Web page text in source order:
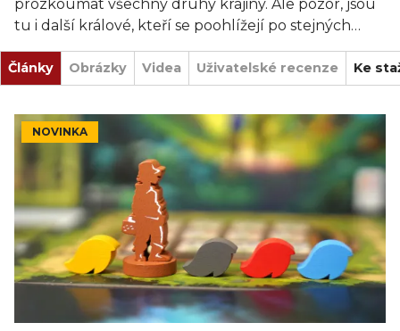
prozkoumat všechny druhy krajiny. Ale pozor, jsou
tu i další králové, kteří se poohlížejí po stejných
krajinách…
Vybudujte to nejskvělejší království!
Články Obrázky Videa Uživatelské recenze Ke
NOVINKA